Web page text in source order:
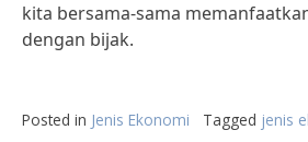
kita bersama-sama
dengan bijak.
Posted in Jenis Ekonomi Tagged jenis